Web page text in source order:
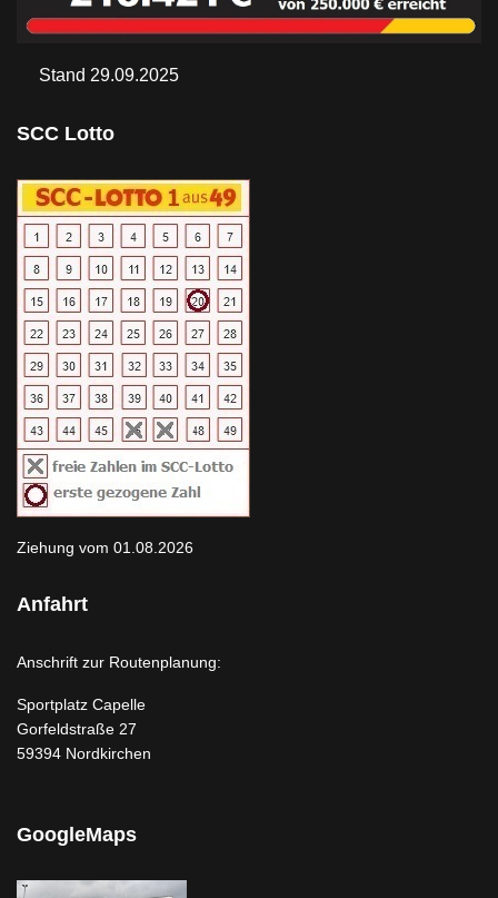
Stand 29.09.2025
SCC Lotto
Ziehung vom 01.08.2026
Anfahrt
Anschrift zur Routenplanung:
Sportplatz Capelle
Gorfeldstraße 27
59394 Nordkirchen
GoogleMaps